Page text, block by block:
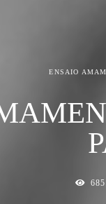
ENSAIO
685